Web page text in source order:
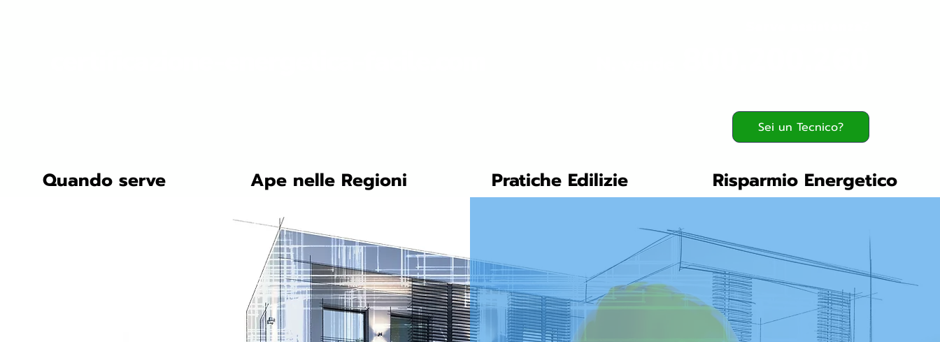
Sei un Tecnico?
Quando serve Ape nelle Regioni Pratiche Edilizie Risparmio Energetico